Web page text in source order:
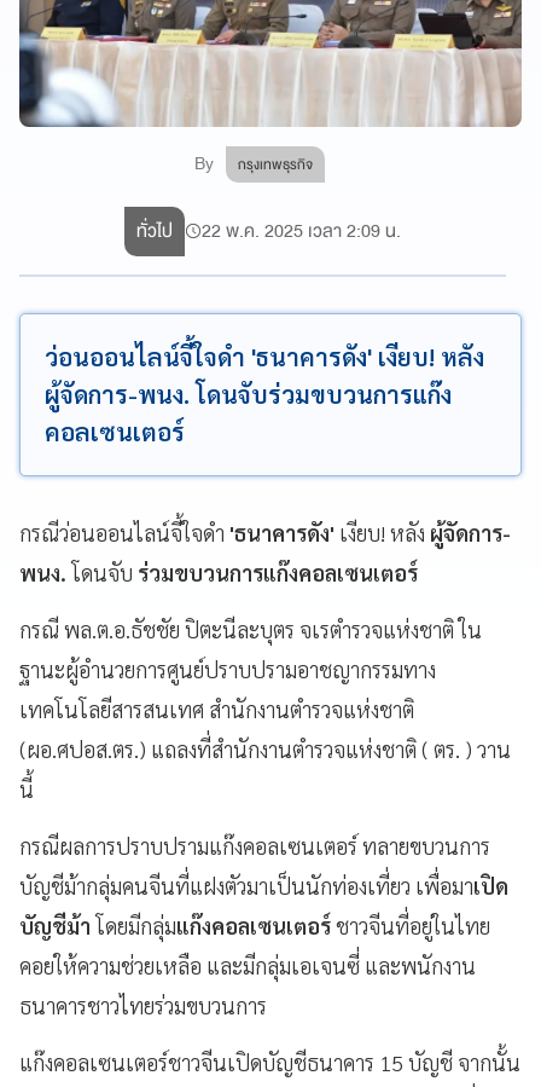
By กรุงเทพธุรกิจ
ทั่วไป 22 พ.ค. 2025 เวลา 2:09 น.
ว่อนออนไลน์จี้ใจดำ 'ธนาคารดัง' เงียบ! หลัง
ผู้จัดการ-พนง. โดนจับร่วมขบวนการแก๊ง
คอลเซนเตอร์
กรณีว่อนออนไลน์จี้ใจดำ 'ธนาคารดัง' เงียบ! หลัง ผู้จัดการ-
พนง.โดนจับ ร่วมขบวนการแก๊งคอลเซนเตอร์
กรณี พล.ต.อ.ธัชชัย ปิตะนีละบุตร จเรตำรวจแห่งชาติ ใน
ฐานะผู้อำนวยการศูนย์ปราบปรามอาชญากรรมทาง
เทคโนโลยีสารสนเทศ สำนักงานตำรวจแห่งชาติ
(ผอ.ศปอส.ตร.) แถลงที่สำนักงานตำรวจแห่งชาติ ( ตร. ) วาน
นี้
กรณีผลการปราบปรามแก๊งคอลเซนเตอร์ ทลายขบวนการ
บัญชีม้ากลุ่มคนจีนที่แฝงตัวมาเป็นนักท่องเที่ยว เพื่อมาเปิด
บัญชีม้าโดยมีกลุ่มแก๊งคอลเซนเตอร์ชาวจีนที่อยู่ในไทย
คอยให้ความช่วยเหลือ และมีกลุ่มเอเจนซี่ และพนักงาน
ธนาคารชาวไทยร่วมขบวนการ
แก๊งคอลเซนเตอร์ชาวจีนเปิดบัญชีธนาคาร 15 บัญชี จากนั้น